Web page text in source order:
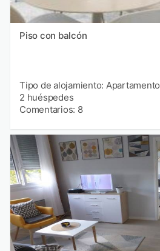
Piso con balcón
Tipo de alojamiento: Apartamento
2 huéspedes
Comentarios: 8